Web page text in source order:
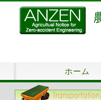
ホーム